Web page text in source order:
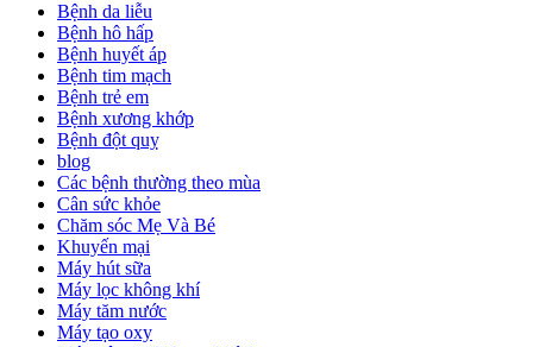
Bệnh da liễu
Bệnh hô hấp
Bệnh huyết áp
Bệnh tim mạch
Bệnh trẻ em
Bệnh xương khớp
Bệnh đột quỵ
blog
Các bệnh thường theo mùa
Cân sức khỏe
Chăm sóc Mẹ Và Bé
Khuyến mại
Máy hút sữa
Máy lọc không khí
Máy tăm nước
Máy tạo oxy